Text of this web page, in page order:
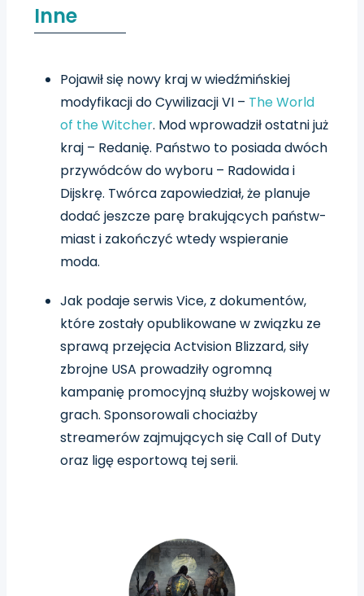
Inne
Pojawił się nowy kraj w wiedźmińskiej
modyfikacji do Cywilizacji VI – The World
of the Witcher. Mod wprowadził ostatni już
kraj – Redanię. Państwo to posiada dwóch
przywódców do wyboru – Radowida i
Dijskrę. Twórca zapowiedział, że planuje
dodać jeszcze parę brakujących państw-
miast i zakończyć wtedy wspieranie
moda.
Jak podaje serwis Vice, z dokumentów,
które zostały opublikowane w związku ze
sprawą przejęcia Actvision Blizzard, siły
zbrojne USA prowadziły ogromną
kampanię promocyjną służby wojskowej w
grach. Sponsorowali chociażby
streamerów zajmujących się Call of Duty
oraz ligę esportową tej serii.